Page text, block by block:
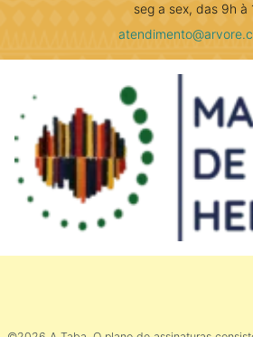
seg a sex, das 9h à